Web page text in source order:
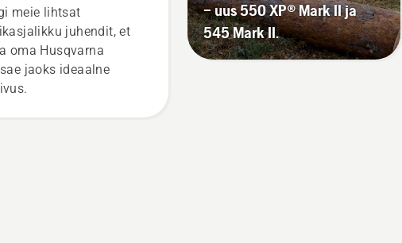
tähendab, et
toimib.
meie lihtsat
juhendit, et
oma Husqvarna
jaoks ideaalne
– uus 550 XP® Mark II ja
545 Mark II.